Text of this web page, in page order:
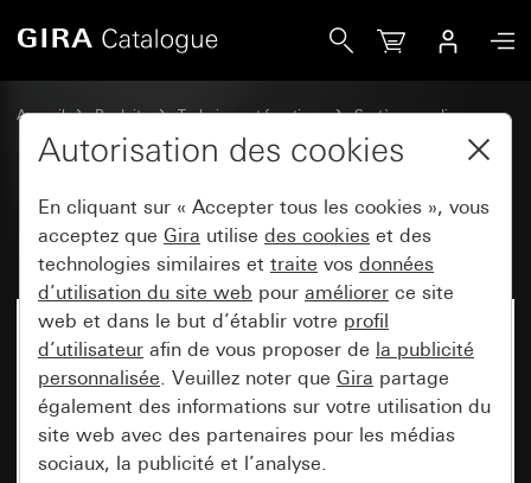
Accueil Produits Technique et fonctions
Systèmes radio
autres systèmes radio
Émetteur mural Bluetooth® 1x
Autorisation des cookies
En cliquant sur « Accepter tous les cookies », vous
acceptez que Gira utilise des cookies et des
technologies similaires et traite vos données
d’utilisation du site web pour améliorer ce site
web et dans le but d’établir votre profil
d’utilisateur afin de vous proposer de la publicité
personnalisée. Veuillez noter que Gira partage
également des informations sur votre utilisation du
site web avec des partenaires pour les médias
sociaux, la publicité et l’analyse.